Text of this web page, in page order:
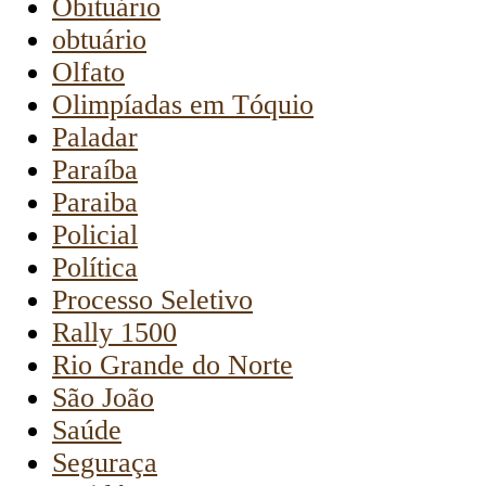
Obituário
obtuário
Olfato
Olimpíadas em Tóquio
Paladar
Paraíba
Paraiba
Policial
Política
Processo Seletivo
Rally 1500
Rio Grande do Norte
São João
Saúde
Seguraça